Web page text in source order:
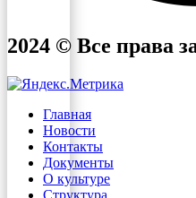
2024 © Все права
Главная
Новости
Контакты
Документы
О культуре
Структура